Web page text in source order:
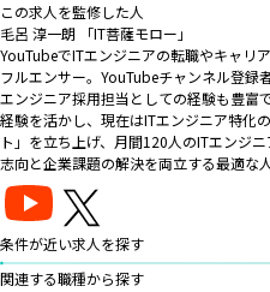
この求人を監修した人
毛呂 淳一朗 「IT菩薩モロー」
YouTubeでITエンジニアの転職やキャリ
フルエンサー。YouTubeチャンネル登録
エンジニア採用担当としての経験も豊富
経験を活かし、現在はITエンジニア特化
ト」を立ち上げ、月間120人のITエンジ
志向と企業課題の解決を両立する最適な
条件が近い求人を探す
関連する職種から探す